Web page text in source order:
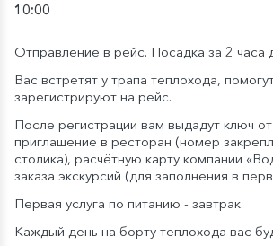
10:00
Отправление в рейс. Посадка за 2 часа
Вас встретят у трапа теплохода,
зарегистрируют на рейс.
После регистрации вам выдадут ключ
приглашение в ресторан (номер
столика), расчётную карту компании
заказа экскурсий (для заполнения в
Первая услуга по питанию - завтрак.
Каждый день на борту теплохода вас